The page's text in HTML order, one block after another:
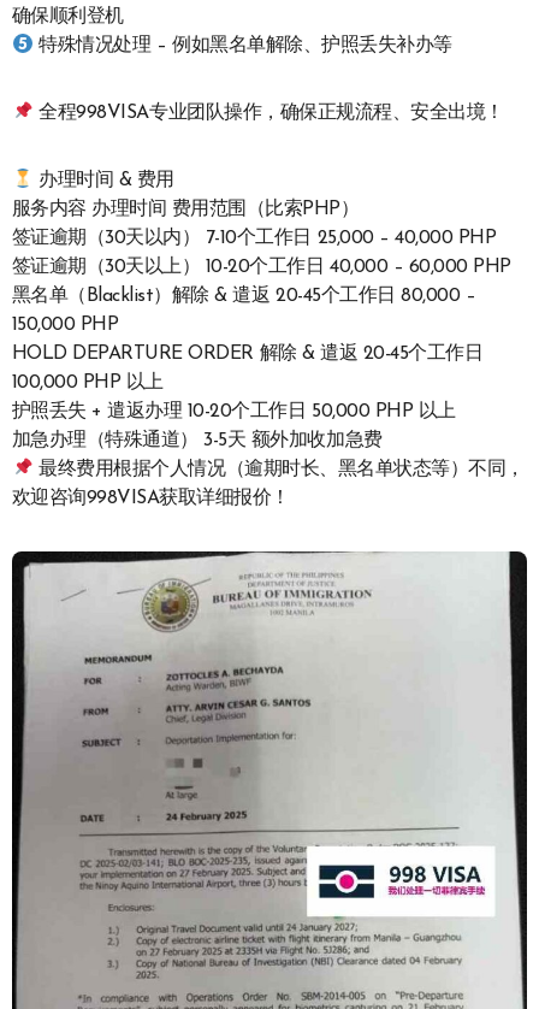
确保顺利登机
特殊情况处理 – 例如黑名单解除、护照丢失补办等
全程998VISA专业团队操作，确保正规流程、安全出境！
办理时间 & 费用
服务内容 办理时间 费用范围（比索PHP）
签证逾期（30天以内） 7-10个工作日 25,000 – 40,000 PHP
签证逾期（30天以上） 10-20个工作日 40,000 – 60,000 PHP
黑名单（Blacklist）解除 & 遣返 20-45个工作日 80,000 –
150,000 PHP
HOLD DEPARTURE ORDER 解除 & 遣返 20-45个工作日
100,000 PHP 以上
护照丢失 + 遣返办理 10-20个工作日 50,000 PHP 以上
加急办理（特殊通道） 3-5天 额外加收加急费
最终费用根据个人情况（逾期时长、黑名单状态等）不同，
欢迎咨询998VISA获取详细报价！